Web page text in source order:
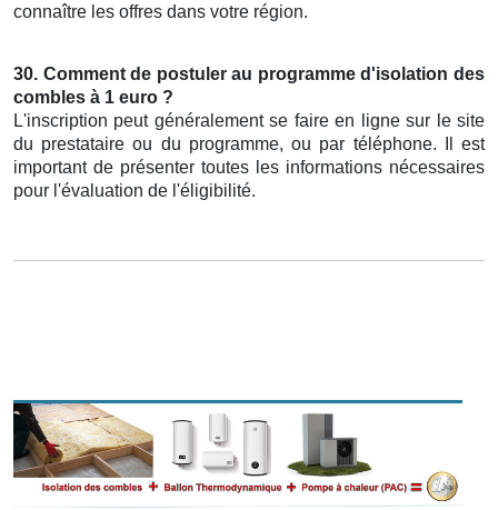
connaître les offres dans votre région.
30. Comment de postuler au programme d'isolation des
combles à 1 euro ?
L'inscription peut généralement se faire en ligne sur le site
du prestataire ou du programme, ou par téléphone. Il est
important de présenter toutes les informations nécessaires
pour l'évaluation de l'éligibilité.